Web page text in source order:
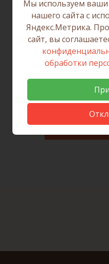
Остались вопросы по
недвижимости?
Росреестра - 8 (3952)
Вернуться к
Мы используем ваши
нашего сайта с
Яндекс.Метрика.
сайт, вы
обработки